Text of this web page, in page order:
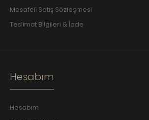
Mesafeli Satış Sözleşmesi
Teslimat Bilgileri & İade
Hesabım
Hesabım